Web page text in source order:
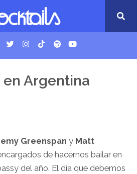
en Argentina
Greenspan y Matt
de hacernos bailar en
del año. El día que debemos